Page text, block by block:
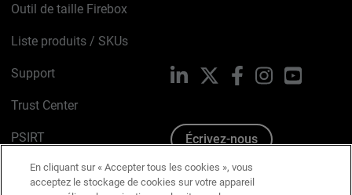
Outil de taille Firebox
Liste produits / SKUs
Support
Trust Center
PSIRT
Avis sur les cookies
LinkedIn FacebookInstagramYouTube
Écrivez-nous
En cliquant sur « Accepter tous les cookies », vous
acceptez le stockage de cookies sur votre appareil